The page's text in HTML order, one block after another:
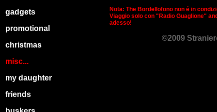
gadgets
promotional
christmas
misc...
my daughter
friends
Nota: The Bordellofono non é in
Viaggio solo con "Radio Guaglione"
adesso!
©2009